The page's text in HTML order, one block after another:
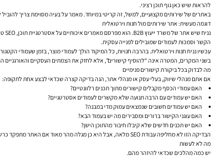
להראות שיש כאן גוף תוכן רציני.
באתרים של שירותים מקצועיים, למשל, זה קריטי במיוחד. מאמר על בעיה מסוימת צריך להוביל
דוגמה מעשית: אתר שירותים מול חנות וירטואלית
הקשר וסמכות לעמודים שמובילים לפנייה עסקית.
עכשיו נניח חנות וירטואלית. בהרבה חנויות, כל המיקוד הולך לעמודי מוצר, בזמן שעמודי
בשני המקרים, המטרה אינה “להוסיף קישורים”, אלא לחזק את הצמתים העסקיים והאורגניים
מה לבדוק בכל ביקורת קישורים פנימיים
אם אתם מנהלי שיווק, בעלי עסק או מנהלי אתר, הנה בדיקה קצרה שכדאי לבצע אחת לתקופה:
האם עמודי הכסף מקבלים קישורים מתוך תכנים רלוונטיים?
האם יש עמודים עם הרבה תנועה שלא מקשרים לעמודים אסטרטגיים?
האם יש עמודים חשובים שנמצאים עמוק מדי במבנה?
האם עוגני הקישור ברורים ומסבירים מה יש בעמוד הבא?
האם יש תכנים חדשים שלא קיבלו חיבור מהתוכן הישן?
הבדיקה הזו לא מחליפה עבודת SEO מלאה, אבל היא כן מגלה מהר מאוד אם האתר מתפקד כרשת חכמה או כאוסף עמודים.
מה לא לעשות
יש כמה מהלכים שכדאי להיזהר מהם.